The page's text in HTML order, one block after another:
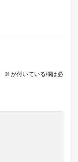
※ が付いている欄は必